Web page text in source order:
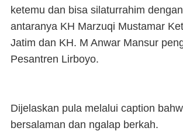
ketemu dan bisa silaturrahim
antaranya KH Marzuqi Mustamar
Jatim dan KH. M Anwar Mansur
Pesantren Lirboyo.
Dijelaskan pula melalui caption
bersalaman dan ngalap berkah.